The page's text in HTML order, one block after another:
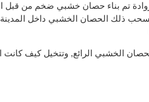
تم بناء حصان خشبي ضخم من قبل
ذلك الحصان الخشبي داخل المدينة
الخشبي الرائع, وتتخيل كيف